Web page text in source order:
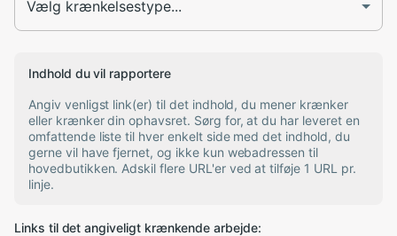
Indhold du vil rapportere
Angiv venligst link(er) til det indhold, du mener krænker
eller krænker din ophavsret. Sørg for, at du har leveret en
omfattende liste til hver enkelt side med det indhold, du
gerne vil have fjernet, og ikke kun webadressen til
hovedbutikken. Adskil flere URL'er ved at tilføje 1 URL pr.
linje.
Links til det angiveligt krænkende arbejde: